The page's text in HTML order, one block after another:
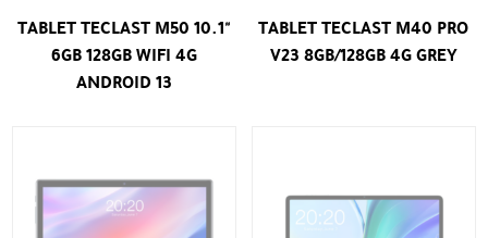
TABLET TECLAST M40 PRO
V23 8GB/128GB 4G GREY
TABLET TECLAST M50 10.1"
6GB 128GB WIFI 4G
ANDROID 13